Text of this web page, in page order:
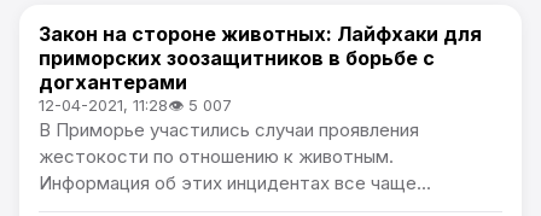
Новости Приморского края
Закон на стороне животных: Лайфхаки для
приморских зоозащитников в борьбе с
догхантерами
12-04-2021, 11:28👁 5 007
В Приморье участились случаи проявления
жестокости по отношению к животным.
Информация об этих инцидентах все чаще...